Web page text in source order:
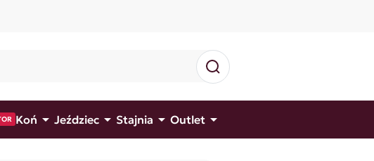
Koń  Jeździec  Stajnia  Outlet 